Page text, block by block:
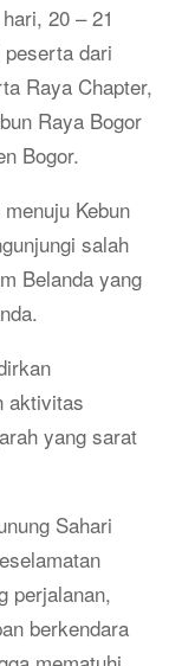
20 – 21
dari
Raya Chapter,
Raya Bogor
Bogor.
Kebun
salah
Belanda yang
aktivitas
yang sarat
Sahari
perjalanan,
berkendara